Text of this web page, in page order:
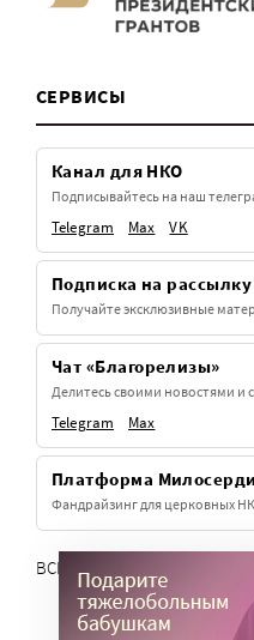
СЕРВИСЫ
Канал для НКО
Подписывайтесь на наш
Telegram Max VK
Подписка на рассылку
Получайте эксклюзивные
Чат «Благорелизы»
Делитесь своими новостями и
Telegram Max
Платформа
Фандрайзинг для церковных
ВСЕ СЕРВИСЫ